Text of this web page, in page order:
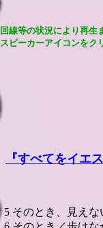
5 そのとき、見えな
回線等の状況により再生
スピーカーアイコンをク
『すべてをイエ